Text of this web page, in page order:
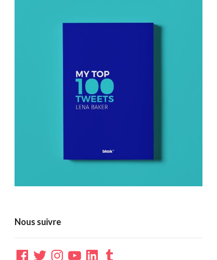
Nous suivre
Facebook
TwitterInstagramYouTubeLinkedInTumblr